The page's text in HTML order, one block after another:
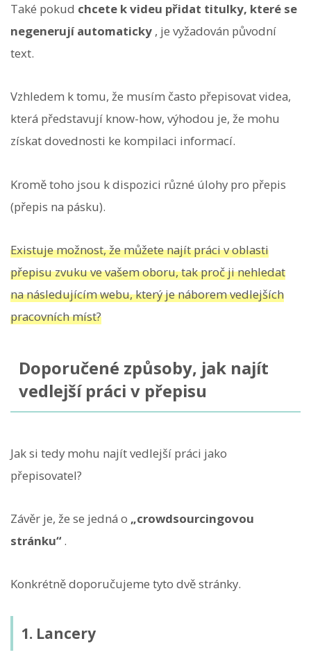
Také pokud chcete k videu přidat titulky, které se
negenerují automaticky , je vyžadován původní
text.
Vzhledem k tomu, že musím často přepisovat videa,
která představují know-how, výhodou je, že mohu
získat dovednosti ke kompilaci informací.
Kromě toho jsou k dispozici různé úlohy pro přepis
(přepis na pásku).
Existuje možnost, že můžete najít práci v oblasti
přepisu zvuku ve vašem oboru, tak proč ji nehledat
na následujícím webu, který je náborem vedlejších
pracovních míst?
Doporučené způsoby, jak najít
vedlejší práci v přepisu
Jak si tedy mohu najít vedlejší práci jako
přepisovatel?
Závěr je, že se jedná o „crowdsourcingovou
stránku“.
Konkrétně doporučujeme tyto dvě stránky.
1. Lancery